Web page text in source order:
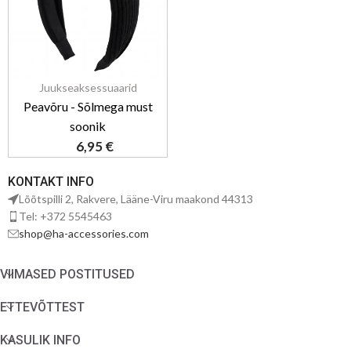
Juukseaksessuaarid
Peavõru - Sõlmega must
soonik
6,95€
KONTAKT INFO
Lõõtspilli 2, Rakvere, Lääne-Viru maakond 44313
Tel: +372 5545463
shop@ha-accessories.com
VIIMASED POSTITUSED
ETTEVÕTTEST
KASULIK INFO